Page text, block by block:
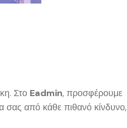
Στο Eadmin, προσφέρουμε
σας από κάθε πιθανό κίνδυνο,